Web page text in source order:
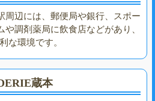
周辺には、郵便局や銀行、スポー
や調剤薬局に飲食店などがあり、
な環境です。
蔵本